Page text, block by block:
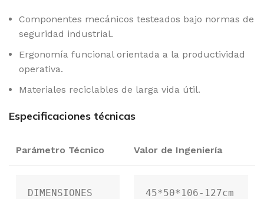
Componentes mecánicos testeados bajo normas de
seguridad industrial.
Ergonomía funcional orientada a la productividad
operativa.
Materiales reciclables de larga vida útil.
Especificaciones técnicas
Parámetro Técnico Valor de Ingeniería
DIMENSIONES 45*50*106-127cm